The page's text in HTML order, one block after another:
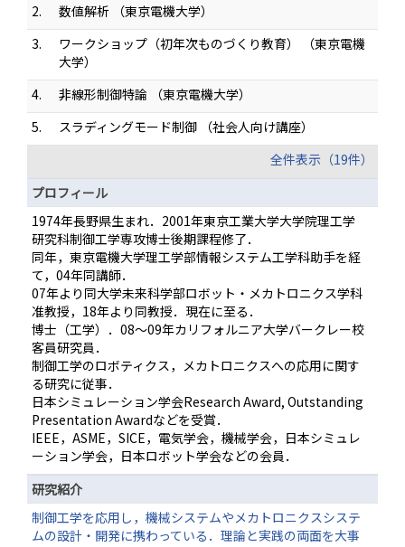
2.
数値解析 （東京電機大学）
3.
ワークショップ（初年次ものづくり教育） （東京電機
大学）
4.
非線形制御特論 （東京電機大学）
5.
スラディングモード制御 （社会人向け講座）
全件表示（19件）
プロフィール
1974年長野県生まれ．2001年東京工業大学大学院理工学
研究科制御工学専攻博士後期課程修了．
同年，東京電機大学理工学部情報システム工学科助手を経
て，04年同講師．
07年より同大学未来科学部ロボット・メカトロニクス学科
准教授，18年より同教授．現在に至る．
博士（工学）．08～09年カリフォルニア大学バークレー校
客員研究員．
制御工学のロボティクス，メカトロニクスへの応用に関す
る研究に従事．
日本シミュレーション学会Research Award, Outstanding
Presentation Awardなどを受賞．
IEEE，ASME，SICE，電気学会，機械学会，日本シミュレ
ーション学会，日本ロボット学会などの会員．
研究紹介
制御工学を応用し，機械システムやメカトロニクスシステ
ムの設計・開発に携わっている．理論と実践の両面を大事